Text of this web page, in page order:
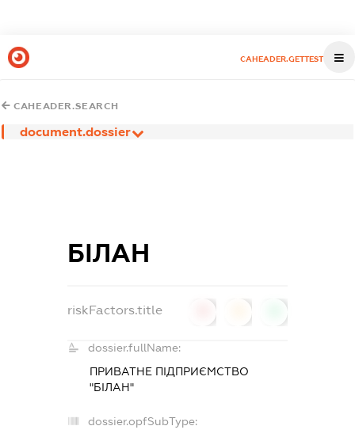
CAHEADER.GETTEST
CAHEADER.SEARCH
document.dossier
БІЛАН
riskFactors.title
dossier.fullName:
ПРИВАТНЕ ПІДПРИЄМСТВО
"БІЛАН"
dossier.opfSubType: